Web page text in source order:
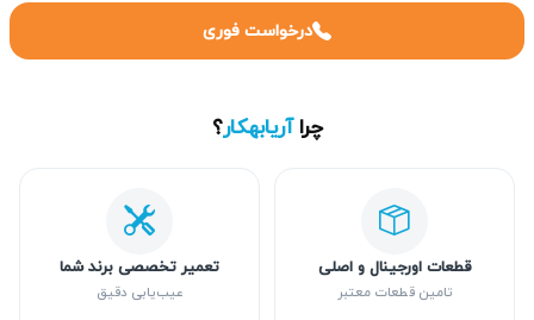
درخواست فوری
چراآریابهکار؟
قطعات اورجینال و اصلی
تامین قطعات معتبر
تعمیر تخصصی برند شما
عیب‌یابی دقیق